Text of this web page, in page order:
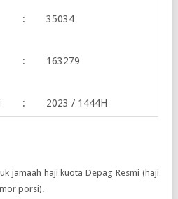
: 35034
: 163279
: 2023 / 1444H
jamaah haji kuota Depag Resmi (haji
porsi).